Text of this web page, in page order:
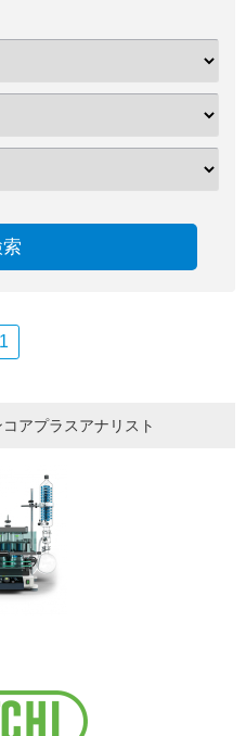
1
アプラスアナリスト